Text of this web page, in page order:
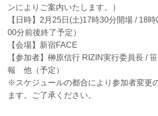
ンによりご案内いたします。）
【日時】2月25日(土)17時30分開場 / 18
00分前後終了予定）
【会場】新宿FACE
【参加者】榊原信行 RIZIN実行委員長 /
報 他（予定）
※スケジュールの都合により参加者変更
ます。ご了承ください。